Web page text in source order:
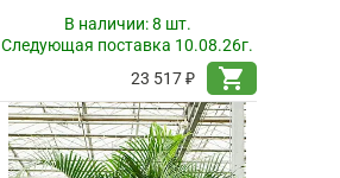
В наличии:8 шт.
Следующая поставка 10.08.26г.
23 517 ₽
shopping_cart